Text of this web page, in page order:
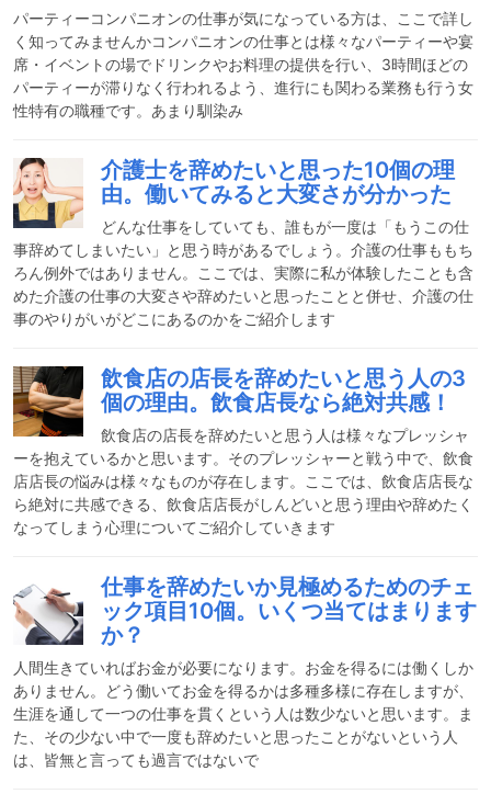
パーティーコンパニオンの仕事が気になっている方は、ここで詳し
く知ってみませんかコンパニオンの仕事とは様々なパーティーや宴
席・イベントの場でドリンクやお料理の提供を行い、3時間ほどの
パーティーが滞りなく行われるよう、進行にも関わる業務も行う女
性特有の職種です。あまり馴染み
介護士を辞めたいと思った10個の理
由。働いてみると大変さが分かった
どんな仕事をしていても、誰もが一度は「もうこの仕
事辞めてしまいたい」と思う時があるでしょう。介護の仕事ももち
ろん例外ではありません。ここでは、実際に私が体験したことも含
めた介護の仕事の大変さや辞めたいと思ったことと併せ、介護の仕
事のやりがいがどこにあるのかをご紹介します
飲食店の店長を辞めたいと思う人の3
個の理由。飲食店長なら絶対共感！
飲食店の店長を辞めたいと思う人は様々なプレッシャ
ーを抱えているかと思います。そのプレッシャーと戦う中で、飲食
店店長の悩みは様々なものが存在します。ここでは、飲食店店長な
ら絶対に共感できる、飲食店店長がしんどいと思う理由や辞めたく
なってしまう心理についてご紹介していきます
仕事を辞めたいか見極めるためのチェ
ック項目10個。いくつ当てはまります
か？
人間生きていればお金が必要になります。お金を得るには働くしか
ありません。どう働いてお金を得るかは多種多様に存在しますが、
生涯を通して一つの仕事を貫くという人は数少ないと思います。ま
た、その少ない中で一度も辞めたいと思ったことがないという人
は、皆無と言っても過言ではないで